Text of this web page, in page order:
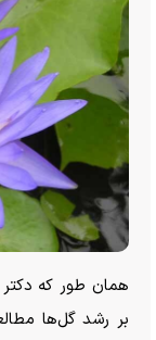
همان طور که دکتر
بر رشد گل‌ها